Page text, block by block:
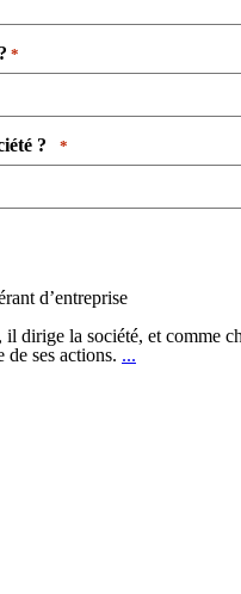
*
? *
d’entreprise
dirige la société, et
de ses actions. ...